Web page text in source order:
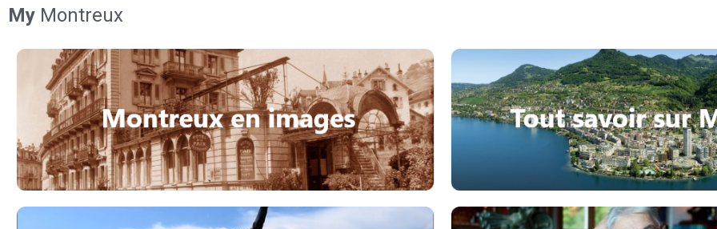
My Montreux